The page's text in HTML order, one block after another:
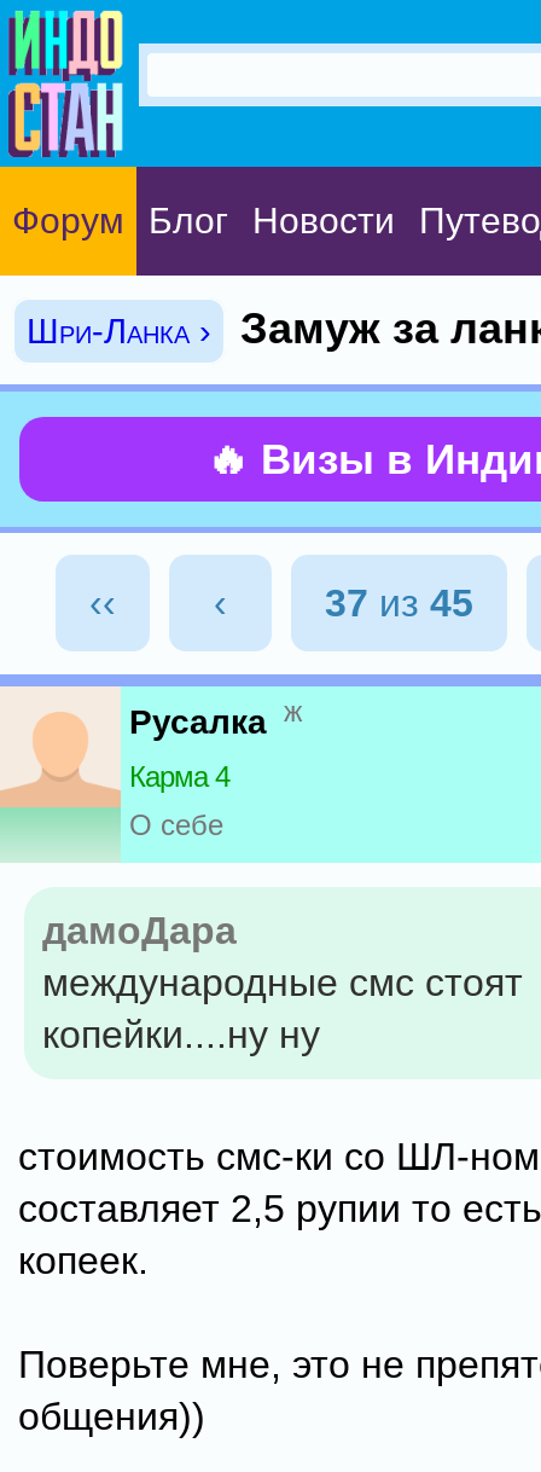
Форум Блог Новости
Шри-Ланка › Замуж за
🔥 Визы в
‹‹ ‹ 37 из 45
Русалка ж
Карма 4
О себе
дамоДара
международные смс стоят
копейки....ну ну
стоимость смс-ки со ШЛ-
составляет 2,5 рупии то
копеек.
Поверьте мне, это не
общения))